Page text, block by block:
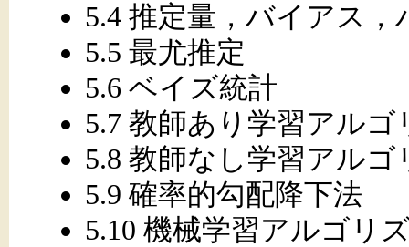
5.4 推定量，バイアス，
5.5 最尤推定
5.6 ベイズ統計
5.7 教師あり学習アルゴ
5.8 教師なし学習アルゴ
5.9 確率的勾配降下法
5.10 機械学習アルゴリ